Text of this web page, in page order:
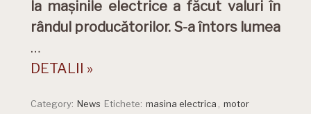
la mașinile electrice a făcut valuri în
rândul producătorilor. S-a întors lumea
…
DETALII »
Category: News Etichete: masina electrica
motor